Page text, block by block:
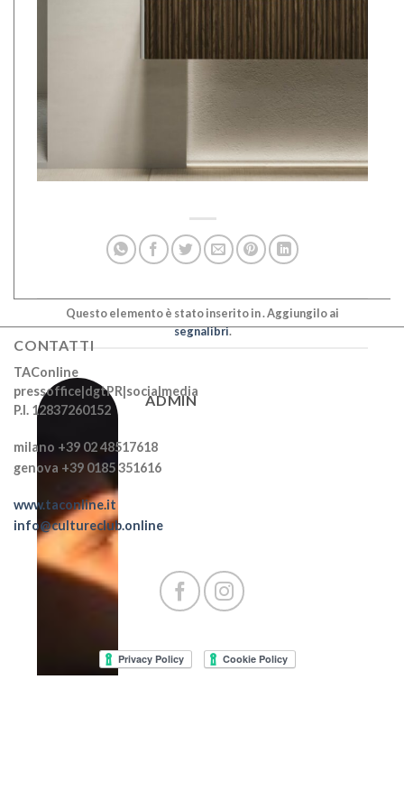
Questo elemento è stato inserito in . Aggiungilo ai
segnalibri.
ADMIN
CONTATTI
TAConline
pressoffice|dgtPR|socialmedia
P.I. 12837260152
milano +39 02 48517618
genova +39 0185 351616
www.taconline.it
info@cultureclub.online